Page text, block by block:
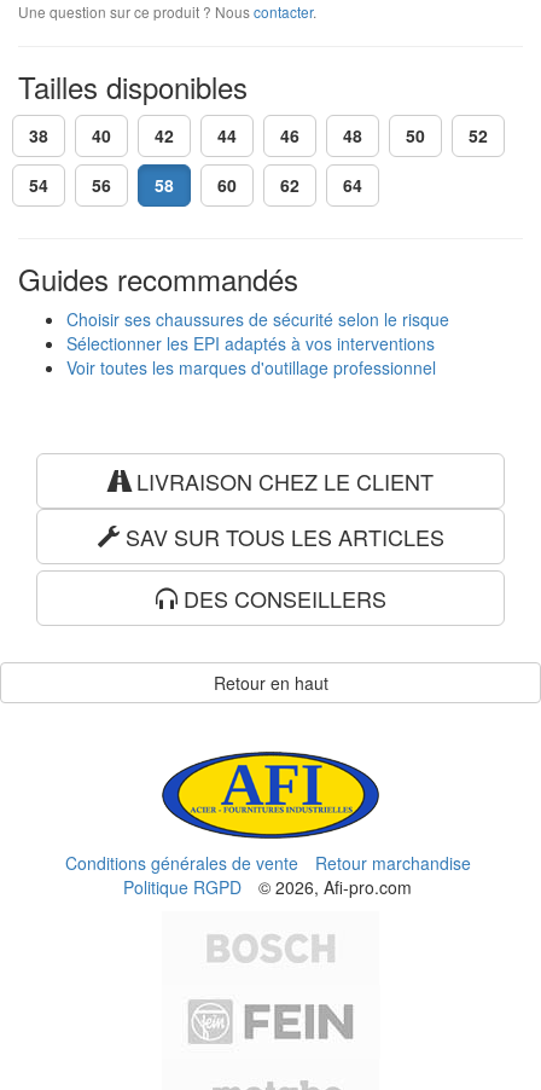
Une question sur ce produit ? Nouscontacter.
Tailles disponibles
38 40 42 44 46 48 50 52
54 56 58 60 62 64
Guides recommandés
Choisir ses chaussures de sécurité selon le risque
Sélectionner les EPI adaptés à vos interventions
Voir toutes les marques d'outillage professionnel
LIVRAISON CHEZ LE CLIENT
SAV SUR TOUS LES ARTICLES
DES CONSEILLERS
Retour en haut
Conditions générales de vente
Retour marchandise
Politique RGPD
© 2026, Afi-pro.com